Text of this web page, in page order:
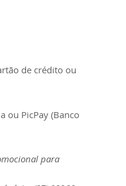
de crédito ou
ou PicPay (Banco
para